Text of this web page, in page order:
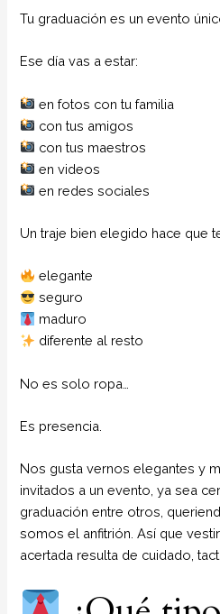
Tu graduación es un evento
Ese día vas a estar:
en fotos con tu familia
con tus amigos
con tus maestros
en videos
en redes sociales
Un traje bien elegido hace que
elegante
seguro
maduro
diferente al resto
No es solo ropa…
Es presencia.
Nos gusta vernos elegantes y
invitados a un evento, ya sea
graduación entre otros,
somos el anfitrión. Así que
acertada resulta de cuidado,